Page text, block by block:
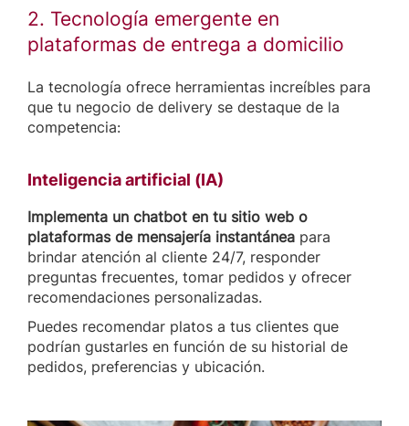
2. Tecnología emergente en
plataformas de entrega a domicilio
La tecnología ofrece herramientas increíbles para
que tu negocio de delivery se destaque de la
competencia:
Inteligencia artificial (IA)
Implementa un chatbot en tu sitio web o
plataformas de mensajería instantánea para
brindar atención al cliente 24/7, responder
preguntas frecuentes, tomar pedidos y ofrecer
recomendaciones personalizadas.
Puedes recomendar platos a tus clientes que
podrían gustarles en función de su historial de
pedidos, preferencias y ubicación.